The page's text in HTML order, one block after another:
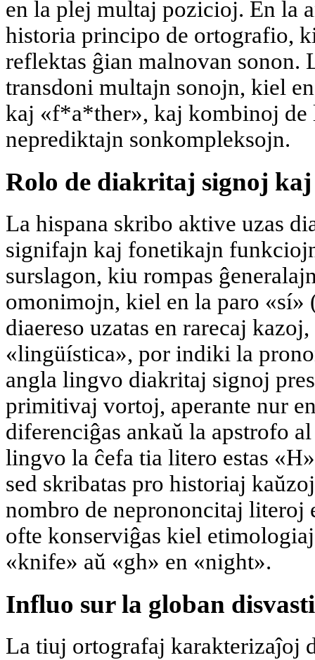
en la plej multaj pozicioj. En la
historia principo de ortografio,
reflektas ĝian malnovan sonon.
transdoni multajn sonojn, kiel
kaj «f*a*ther», kaj kombinoj de
neprediktajn sonkompleksojn.
Rolo de diakritaj signoj
La hispana skribo aktive uzas
signifajn kaj fonetikajn
surslagon, kiu rompas
omonimojn, kiel en la paro «sí»
diaereso uzatas en rarecaj
«lingüística», por indiki la
angla lingvo diakritaj signoj
primitivaj vortoj, aperante nur
diferenciĝas ankaŭ la apstrofo
lingvo la ĉefa tia litero estas
sed skribatas pro historiaj
nombro de neprononcitaj literoj
ofte konserviĝas kiel
«knife» aŭ «gh» en «night».
Influo sur la globan
La tiuj ortografaj karakterizaĵoj